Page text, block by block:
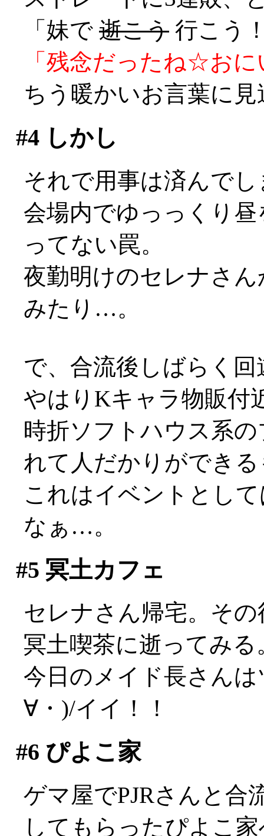
「妹で 逝こう 行こう
「残念だったね☆お
ちう暖かいお言葉に
#4しかし
それで用事は済んで
会場内でゆっっくり
ってない罠。
夜勤明けのセレナさ
みたり…。
で、合流後しばらく
やはりKキャラ物販付
時折ソフトハウス系
れて人だかりができ
これはイベントとし
なぁ…。
#5 冥土カフェ
セレナさん帰宅。そ
冥土喫茶に逝ってみる
今日のメイド長さん
∀・)/イイ！！
#6 ぴよこ家
ゲマ屋でPJRさんと合
してもらったぴよこ